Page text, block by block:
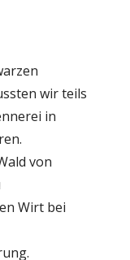
wir teils
in
von
Wirt bei